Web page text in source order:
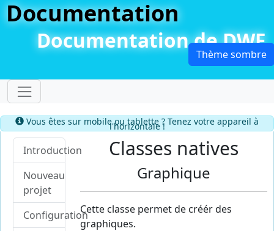
Documentation
Documentation de DWF
Dérouler le menu
Information
Vous êtes sur mobile ou tablette ? Tenez votre appareil à
l'horizontale !
Introduction
Nouveau
projet
Configuration
Classes natives
Graphique
Cette classe permet de créér des
graphiques.